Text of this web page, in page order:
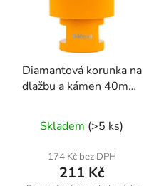
Diamantová korunka na
dlažbu a kámen 40mm,
Skladem (>5 ks)
174 Kč bez DPH
211 Kč